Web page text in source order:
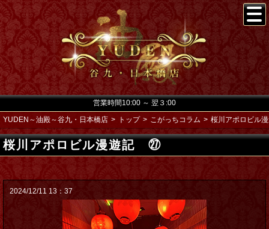
営業時間10:00 ～ 翌３:00
YUDEN～油殿～谷九・日本橋店
トップ こがっちコラム 桜川アポロビル
桜川アポロビル漫遊記 ㉗
2024/12/11 13：37